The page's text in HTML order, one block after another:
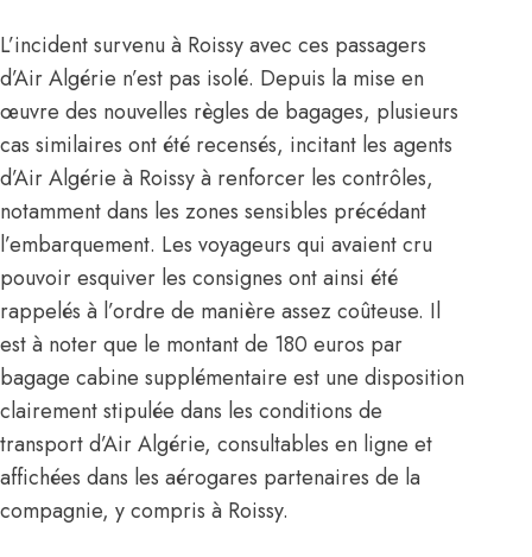
L’incident survenu à Roissy avec ces passagers
d’Air Algérie n’est pas isolé. Depuis la mise en
œuvre des nouvelles règles de bagages, plusieurs
cas similaires ont été recensés, incitant les agents
d’Air Algérie à Roissy à renforcer les contrôles,
notamment dans les zones sensibles précédant
l’embarquement. Les voyageurs qui avaient cru
pouvoir esquiver les consignes ont ainsi été
rappelés à l’ordre de manière assez coûteuse. Il
est à noter que le montant de 180 euros par
bagage cabine supplémentaire est une disposition
clairement stipulée dans les conditions de
transport d’Air Algérie, consultables en ligne et
affichées dans les aérogares partenaires de la
compagnie, y compris à Roissy.